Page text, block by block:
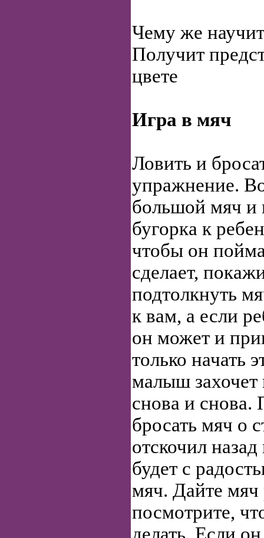
Чему же
Получит
цвете
Игра в мяч
Ловить и
упражнение.
большой мяч и
бугорка к
чтобы он
сделает,
подтолкнуть
к вам, а если
он может и
только начать
малыш захочет
снова и снова.
бросать мяч о
отскочил
будет с
мяч. Дайте мяч
посмотрите,